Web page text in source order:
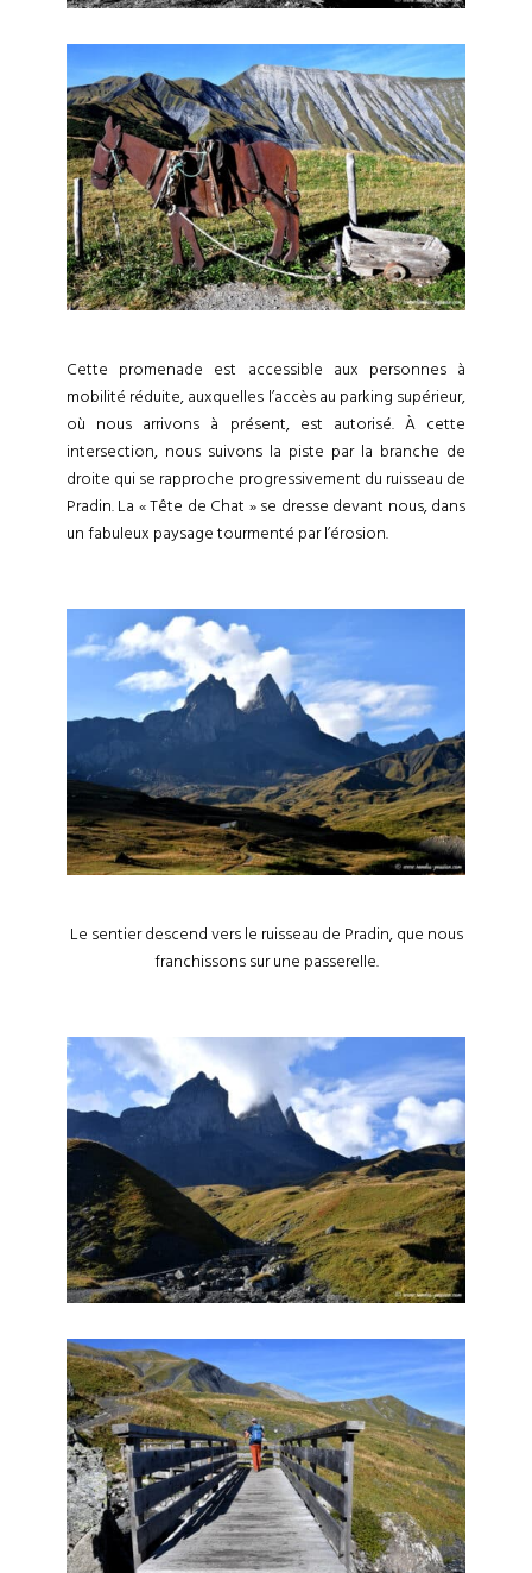
Cette promenade est accessible aux personnes à
mobilité réduite, auxquelles l’accès au parking supérieur,
où nous arrivons à présent, est autorisé. À cette
intersection, nous suivons la piste par la branche de
droite qui se rapproche progressivement du ruisseau de
Pradin. La « Tête de Chat » se dresse devant nous, dans
un fabuleux paysage tourmenté par l’érosion.
Le sentier descend vers le ruisseau de Pradin, que nous
franchissons sur une passerelle.